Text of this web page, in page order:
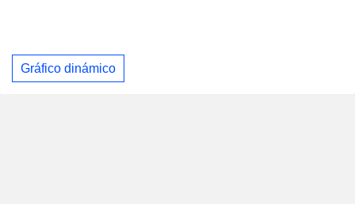
Gráfico dinámico